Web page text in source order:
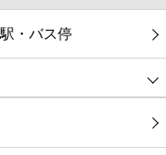
・バス停